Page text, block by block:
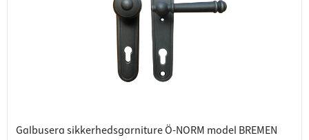
Galbusera sikkerhedsgarniture Ö-NORM model BREMEN